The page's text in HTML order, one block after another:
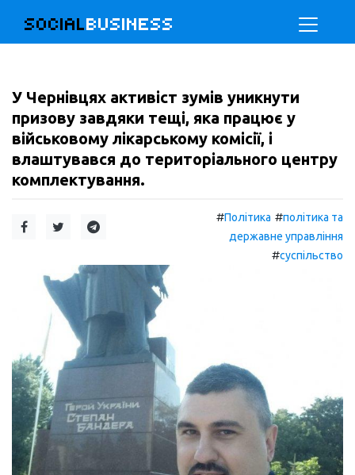
SOCIALBUSINESS
У Чернівцях активіст зумів уникнути
призову завдяки тещі, яка працює у
військовому лікарському комісії, і
влаштувався до територіального центру
комплектування.
#Політика #політика та
державне управління
#суспільство